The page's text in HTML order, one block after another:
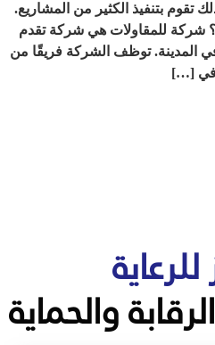
تقوم بتنفيذ الكثير من المشاريع.
للمقاولات هي شركة تقدم
في المدينة. توظف الشركة فريقًا من
في […]
والحماية